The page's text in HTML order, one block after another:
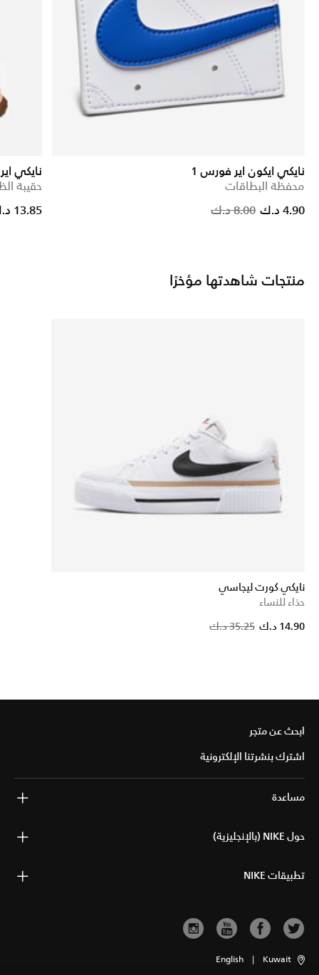
نايكي ايكون اير فورس 1
محفظة البطاقات
8.00 د.ك 4.90 د.ك
نايكي اير
حقيبة الظهر
Price reduced from13.85 د.ك
منتجات شاهدتها مؤخرًا
نايكي كورت ليجاسي
حذاء للنساء
35.25 د.ك
14.90 د.ك
ابحث عن متجر
اشترك بنشرتنا الإلكترونية
مساعدة
حول NIKE (بالإنجليزية)
تطبيقات NIKE
Kuwait
|
English